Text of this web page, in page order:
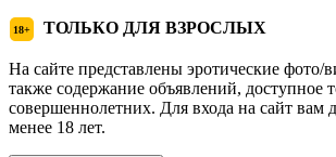
18+ ТОЛЬКО ДЛЯ ВЗРОСЛЫХ
На сайте представлены эротические фото/
также содержание объявлений, доступное
совершеннолетних. Для входа на сайт вам
менее 18 лет.